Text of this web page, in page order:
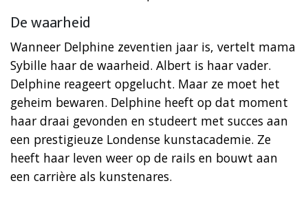
De waarheid
Wanneer Delphine zeventien jaar is, vertelt mama
Sybille haar de waarheid. Albert is haar vader.
Delphine reageert opgelucht. Maar ze moet het
geheim bewaren. Delphine heeft op dat moment
haar draai gevonden en studeert met succes aan
een prestigieuze Londense kunstacademie. Ze
heeft haar leven weer op de rails en bouwt aan
een carrière als kunstenares.